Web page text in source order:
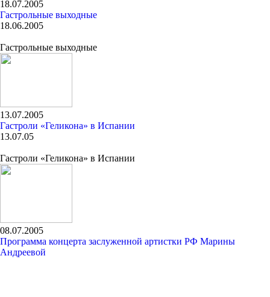
18.07.2005
Гастрольные выходные
18.06.2005
Гастрольные выходные
13.07.2005
Гастроли «Геликона» в Испании
13.07.05
Гастроли «Геликона» в Испании
08.07.2005
Программа концерта заслуженной артистки РФ Марины
Андреевой